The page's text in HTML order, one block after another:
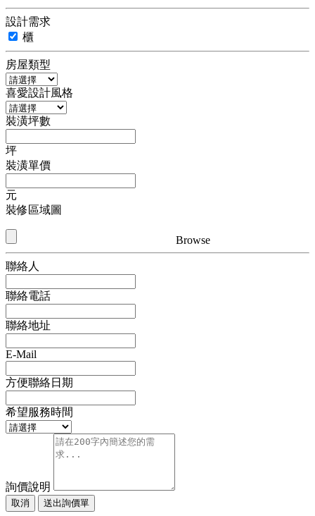
設計需求
櫃
房屋類型
喜愛設計風格
裝潢坪數
坪
裝潢單價
元
裝修區域圖
Browse
聯絡人
聯絡電話
聯絡地址
E-Mail
方便聯絡日期
希望服務時間
詢價說明
取消 送出詢價單